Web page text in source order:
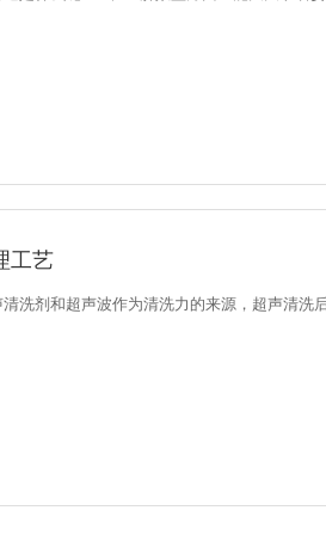
工艺
洗剂和超声波作为清洗力的来源，超声清